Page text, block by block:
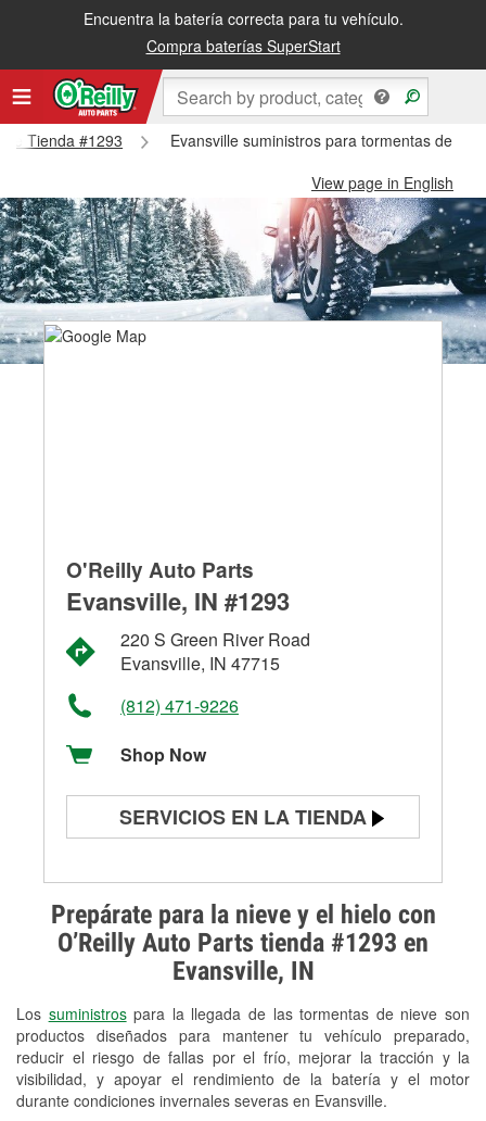
Encuentra la batería correcta para tu vehículo.
Compra baterías SuperStart
Tienda #1293
Evansville suministros para tormentas de
View page in English
Prepárate para la nieve y el hielo con
O’Reilly Auto Parts tienda #1293 en
Evansville, IN
Los suministrospara la llegada de las tormentas de nieve son
productos diseñados para mantener tu vehículo preparado,
reducir el riesgo de fallas por el frío, mejorar la tracción y la
visibilidad, y apoyar el rendimiento de la batería y el motor
durante condiciones invernales severas en Evansville.
O'Reilly Auto Parts
Evansville, IN #1293
220 S Green River Road
Evansville, IN 47715
(812) 471-9226
Shop Now
SERVICIOS EN LA TIENDA
Prueba de alternadores y
arrancadores
Revisión de la luz "Check Engine"
Reciclaje de baterías y aceite
Instalación de bombillas de faros
Instalación de limpiaparabrisas